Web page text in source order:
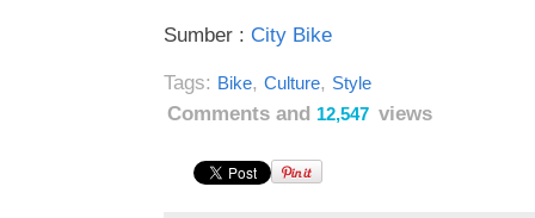
Sumber : City Bike
Tags: Bike, Culture, Style
Comments and 12,547 views